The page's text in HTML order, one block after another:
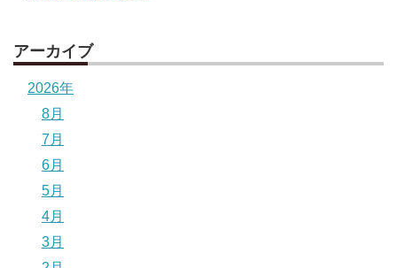
アーカイブ
2026年
8月
7月
6月
5月
4月
3月